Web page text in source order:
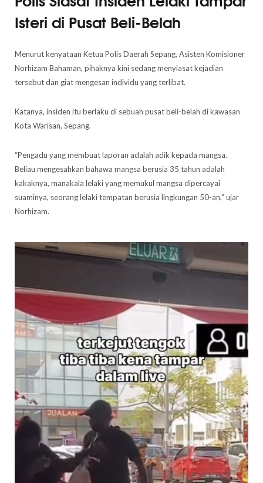
Isteri di Pusat Beli-Belah
Menurut kenyataan Ketua Polis Daerah Sepang, Asisten Komisioner
Norhizam Bahaman, pihaknya kini sedang menyiasat kejadian
tersebut dan giat mengesan individu yang terlibat.
Katanya, insiden itu berlaku di sebuah pusat beli-belah di kawasan
Kota Warisan, Sepang.
“Pengadu yang membuat laporan adalah adik kepada mangsa.
Beliau mengesahkan bahawa mangsa berusia 35 tahun adalah
kakaknya, manakala lelaki yang memukul mangsa dipercayai
suaminya, seorang lelaki tempatan berusia lingkungan 50-an,” ujar
Norhizam.